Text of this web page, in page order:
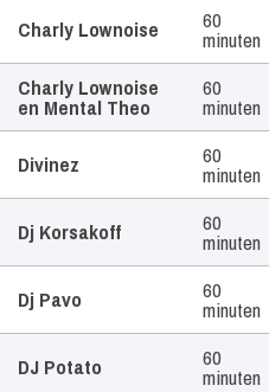
Boekingsvorm
Tijdsduur
Charly Lownoise 60
minuten
Charly Lownoise
en Mental Theo
60
minuten
Divinez 60
minuten
Dj Korsakoff 60
minuten
Dj Pavo 60
minuten
DJ Potato 60
minuten